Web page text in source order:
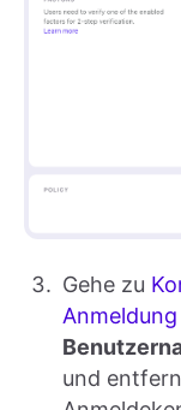
Gehe zu
und